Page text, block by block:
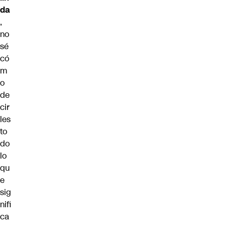
da
,
no
sé
có
m
o
de
cir
les
to
do
lo
qu
e
sig
nifi
ca